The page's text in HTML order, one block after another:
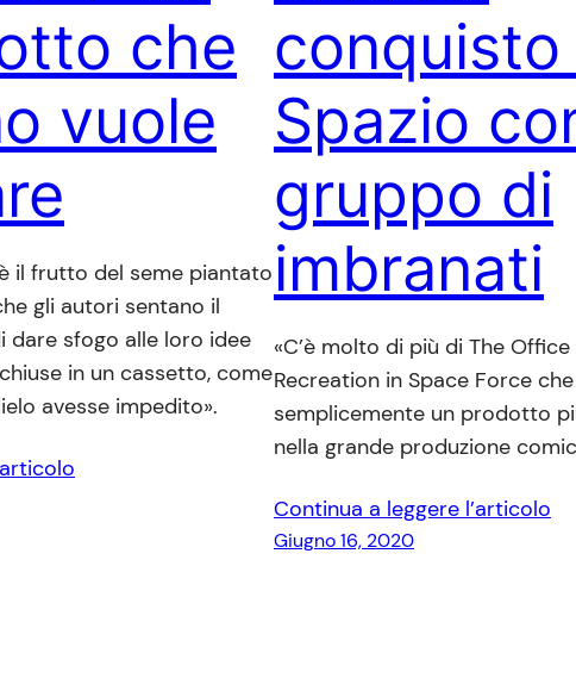
che
vuole
il frutto del seme piantato
gli autori sentano il
dare sfogo alle loro idee
in un cassetto, come
avesse impedito».
conquisto
Spazio
gruppo di
imbranati
«C’è molto di più di The
Recreation in Space Force
semplicemente un prodotto
nella grande produzione
Continua a leggere l’articolo
Giugno 16, 2020